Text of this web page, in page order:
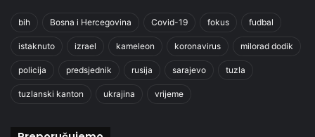
bih Bosna i Hercegovina Covid-19 fokus fudbal
istaknuto izrael kameleon koronavirus milorad dodik
policija predsjednik rusija sarajevo tuzla
tuzlanski kanton ukrajina vrijeme